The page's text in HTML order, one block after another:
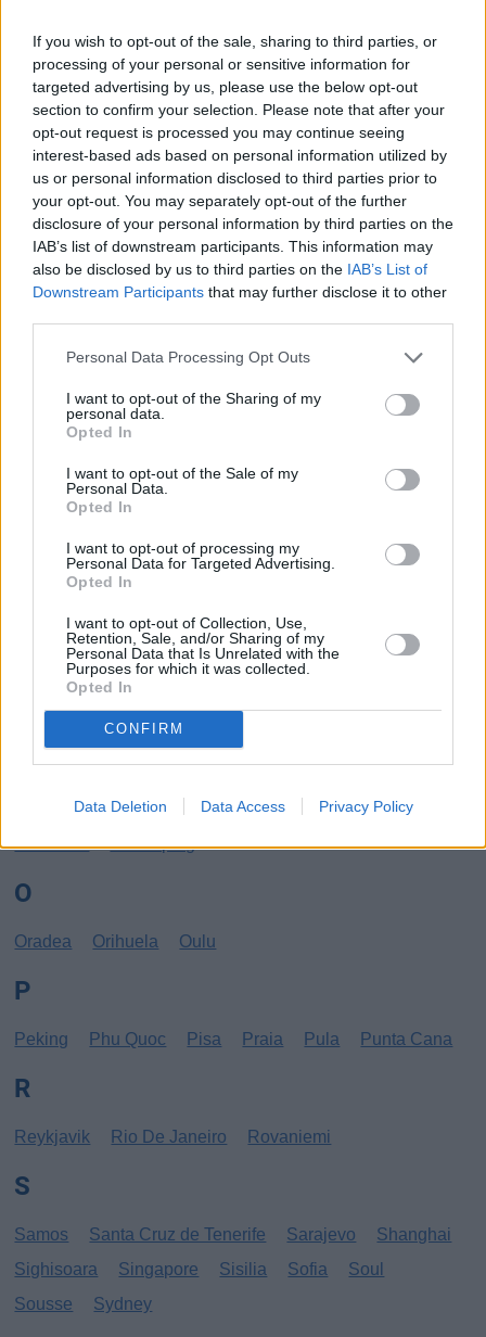
If you wish to opt-out of the sale, sharing to third parties, or
processing of your personal or sensitive information for
targeted advertising by us, please use the below opt-out
section to confirm your selection. Please note that after your
opt-out request is processed you may continue seeing
interest-based ads based on personal information utilized by
us or personal information disclosed to third parties prior to
your opt-out. You may separately opt-out of the further
disclosure of your personal information by third parties on the
IAB’s list of downstream participants. This information may
also be disclosed by us to third parties on the IAB’s List of
Downstream Participants that may further disclose it to other
Personal Data Processing Opt Outs
I want to opt-out of the Sharing of my
personal data.
Opted In
I want to opt-out of the Sale of my
Personal Data.
Opted In
I want to opt-out of processing my
Personal Data for Targeted Advertising.
Opted In
I want to opt-out of Collection, Use,
Retention, Sale, and/or Sharing of my
Personal Data that Is Unrelated with the
Purposes for which it was collected.
Opted In
CONFIRM
Data Deletion Data Access Privacy Policy
Haag Hammamet Hania Hannover
Hanoi
Havanna
Helsingborg Helsinki
Ho Chi Minh City
Hong Kong
Honolulu Houston Hua Hin
Innsbruck Izmir
Koh Samui
Lanzarote Larnaka
Los Angeles
Mangalia Marseille Melbourne
Menorca
Mexico City
Miami
New York Norrköping
O
Oradea Orihuela Oulu
P
Peking Phu Quoc Pisa Praia Pula Punta Cana
R
Reykjavik Rio De Janeiro Rovaniemi
S
Samos Santa Cruz de Tenerife Sarajevo
Shanghai
Sighisoara
Singapore Sisilia Sofia
Soul
Sousse
Sydney